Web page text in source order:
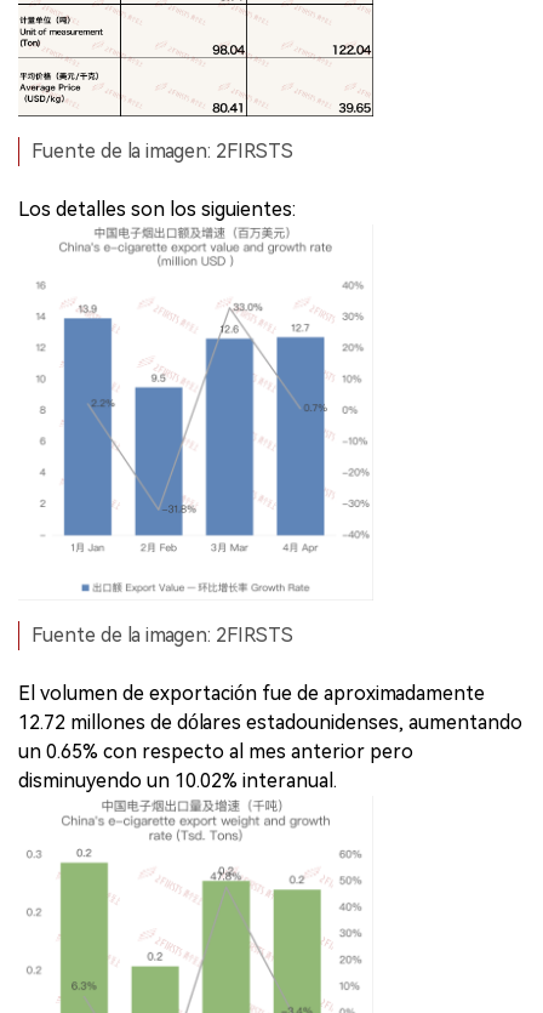
Fuente de la imagen: 2FIRSTS
Los detalles son los siguientes:
Fuente de la imagen: 2FIRSTS
El volumen de exportación fue de aproximadamente
12.72 millones de dólares estadounidenses, aumentando
un 0.65% con respecto al mes anterior pero
disminuyendo un 10.02% interanual.